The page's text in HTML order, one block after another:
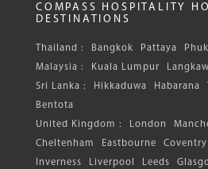
COMPASS HOSPITALITY
DESTINATIONS
Thailand : Bangkok Pattaya
Malaysia :
Kuala Lumpur Langkawi
Sri Lanka :
Hikkaduwa Habarana
Bentota
United Kingdom :
London
Cheltenham
Eastbourne Coventry
Inverness
Liverpool Leeds